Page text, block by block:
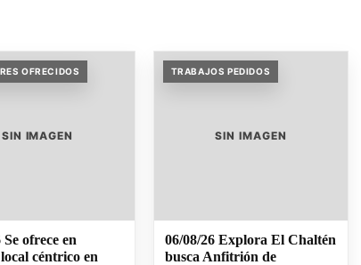
OFRECIDOS
SIN IMAGEN
Se ofrece en
céntrico en
TRABAJOS PEDIDOS
SIN IMAGEN
06/08/26 Explora El Chaltén
busca Anfitrión de